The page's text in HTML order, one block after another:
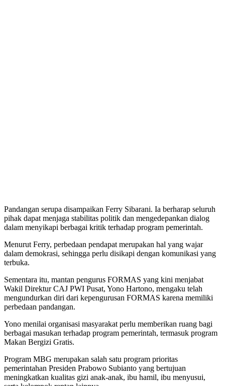
Pandangan serupa disampaikan Ferry Sibarani. Ia berharap seluruh
pihak dapat menjaga stabilitas politik dan mengedepankan dialog
dalam menyikapi berbagai kritik terhadap program pemerintah.
Menurut Ferry, perbedaan pendapat merupakan hal yang wajar
dalam demokrasi, sehingga perlu disikapi dengan komunikasi yang
terbuka.
Sementara itu, mantan pengurus FORMAS yang kini menjabat
Wakil Direktur CAJ PWI Pusat, Yono Hartono, mengaku telah
mengundurkan diri dari kepengurusan FORMAS karena memiliki
perbedaan pandangan.
Yono menilai organisasi masyarakat perlu memberikan ruang bagi
berbagai masukan terhadap program pemerintah, termasuk program
Makan Bergizi Gratis.
Program MBG merupakan salah satu program prioritas
pemerintahan Presiden Prabowo Subianto yang bertujuan
meningkatkan kualitas gizi anak-anak, ibu hamil, ibu menyusui,